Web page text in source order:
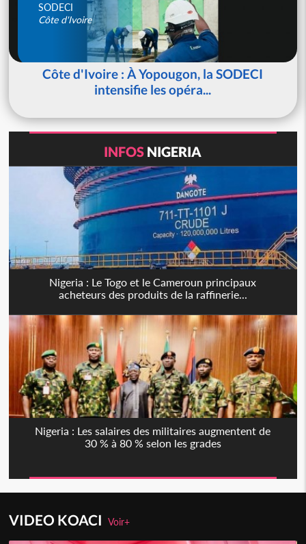
SODECI
Côte d'Ivoire
Côte d'Ivoire : À Yopougon, la SODECI
intensifie les opéra...
INFOS NIGERIA
Nigeria : Le Togo et le Cameroun principaux
acheteurs des produits de la raffinerie...
Nigeria : Les salaires des militaires augmentent de
30 % à 80 % selon les grades
VIDEO KOACIVoir+